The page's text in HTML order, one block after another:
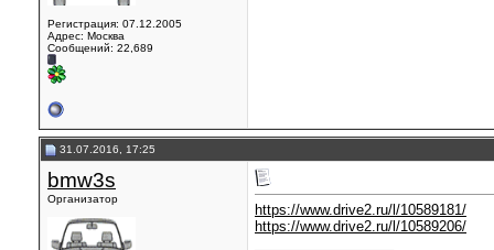
Регистрация: 07.12.2005
Адрес: Москва
Сообщений: 22,689
31.07.2016, 17:25
bmw3s
Организатор
https://www.drive2.ru/l/10589181/
https://www.drive2.ru/l/10589206/